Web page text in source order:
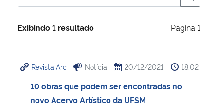
Ministério da Cidadania
Exibindo 1 resultado Página 1
Revista Arc Notícia 20/12/2021 18:02
10 obras que podem ser encontradas no
novo Acervo Artístico da UFSM